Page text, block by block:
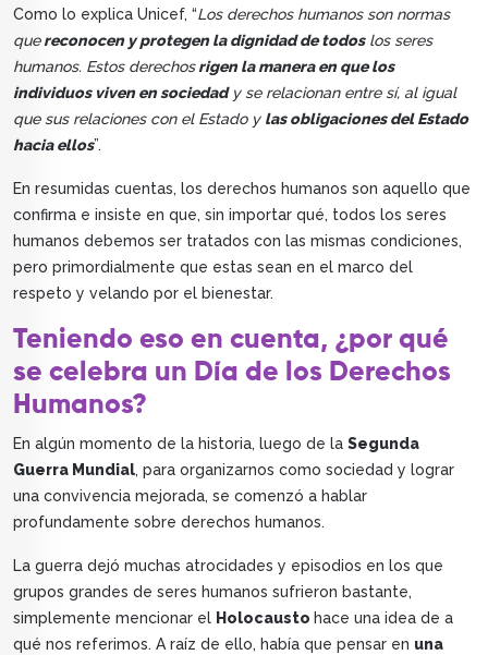
Como lo explica Unicef, “Los derechos humanos son normas
quereconocen y protegen la dignidad de todoslos seres
humanos. Estos derechosrigen la manera en que los
individuos viven en sociedady se relacionan entre sí, al igual
que sus relaciones con el Estado y las obligaciones del Estado
hacia ellos”.
En resumidas cuentas, los derechos humanos son aquello que
confirma e insiste en que, sin importar qué, todos los seres
humanos debemos ser tratados con las mismas condiciones,
pero primordialmente que estas sean en el marco del
respeto y velando por el bienestar.
Teniendo eso en cuenta, ¿por qué
se celebra un Día de los Derechos
Humanos?
En algún momento de la historia, luego de la Segunda
Guerra Mundial, para organizarnos como sociedad y lograr
una convivencia mejorada, se comenzó a hablar
profundamente sobre derechos humanos.
La guerra dejó muchas atrocidades y episodios en los que
grupos grandes de seres humanos sufrieron bastante,
simplemente mencionar el Holocausto hace una idea de a
qué nos referimos. A raíz de ello, había que pensar en una